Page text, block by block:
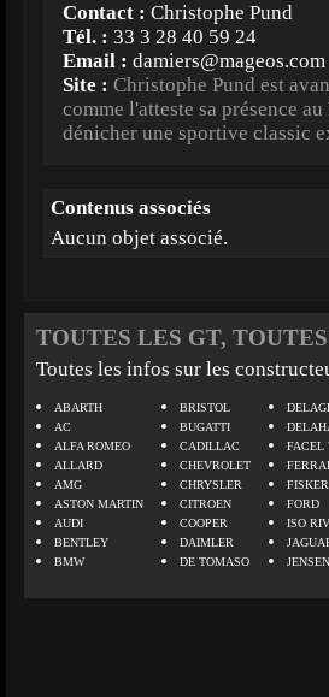
Contact : Christophe Pund
Tél. : 33 3 28 40 59 24
Email : damiers@mageos.com
Site : Christophe Pund est
comme l'atteste sa présence
dénicher une sportive classic
Contenus associés
Aucun objet associé.
TOUTES LES GT,
Toutes les infos sur les
ABARTH
AC
ALFA ROMEO
ALLARD
AMG
ASTON MARTIN
AUDI
BENTLEY
BMW
BRISTOL
BUGATTI
CADILLAC
CHEVROLET
CHRYSLER
CITROEN
COOPER
DAIMLER
DE TOMASO
FACEL
FISKER
FORD
ISO
JENSEN